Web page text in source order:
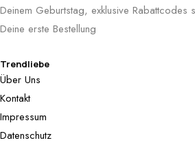
Deinem Geburtstag, exklusive
Deine erste Bestellung
Trendliebe
Über Uns
Kontakt
Impressum
Datenschutz